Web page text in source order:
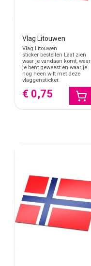
Vlag Litouwen
Vlag Litouwen
sticker bestellen Laat zien
waar je vandaan komt, waar
je bent geweest en waar je
nog heen wilt met deze
vlaggensticker.
€ 0,75